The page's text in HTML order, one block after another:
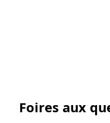
Foires aux